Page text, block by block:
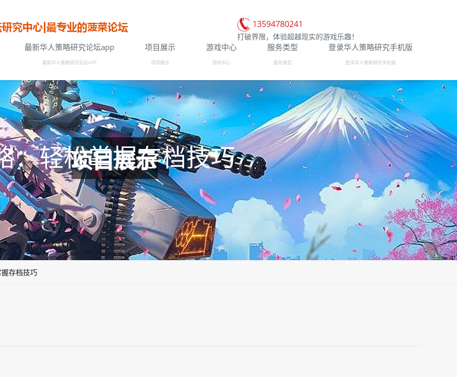
13594780241
打破界限，体验超越现实的游戏乐趣！
最新华人策略研究论坛app
最新华人策略研究论坛APP
项目展示
项目展示
游戏中心
游戏中心
服务类型
服务类型
登录华人策略研究手机版
登录华人策略研究手机版
：轻松掌握存档技巧
存档技巧